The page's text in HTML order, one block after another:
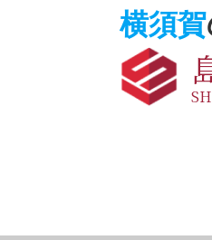
横須